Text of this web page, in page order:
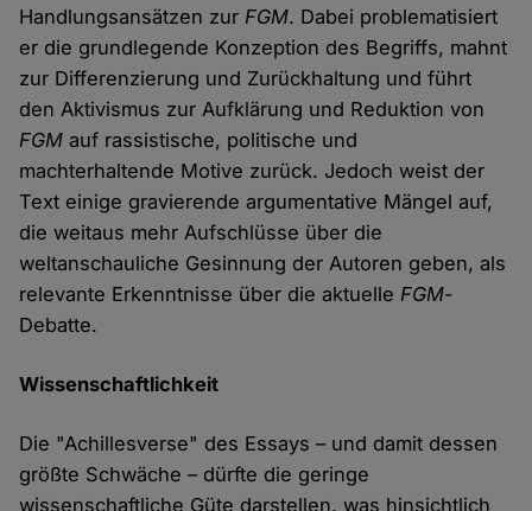
Handlungsansätzen zurFGM. Dabei problematisiert
er die grundlegende Konzeption des Begriffs, mahnt
zur Differenzierung und Zurückhaltung und führt
den Aktivismus zur Aufklärung und Reduktion von
FGM auf rassistische, politische und
machterhaltende Motive zurück. Jedoch weist der
Text einige gravierende argumentative Mängel auf,
die weitaus mehr Aufschlüsse über die
weltanschauliche Gesinnung der Autoren geben, als
relevante Erkenntnisse über die aktuelleFGM-
Debatte.
Wissenschaftlichkeit
Die "Achillesverse" des Essays – und damit dessen
größte Schwäche – dürfte die geringe
wissenschaftliche Güte darstellen, was hinsichtlich